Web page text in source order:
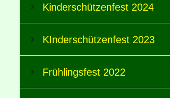
Kinderschützenfest 2024
KInderschützenfest 2023
Frühlingsfest 2022